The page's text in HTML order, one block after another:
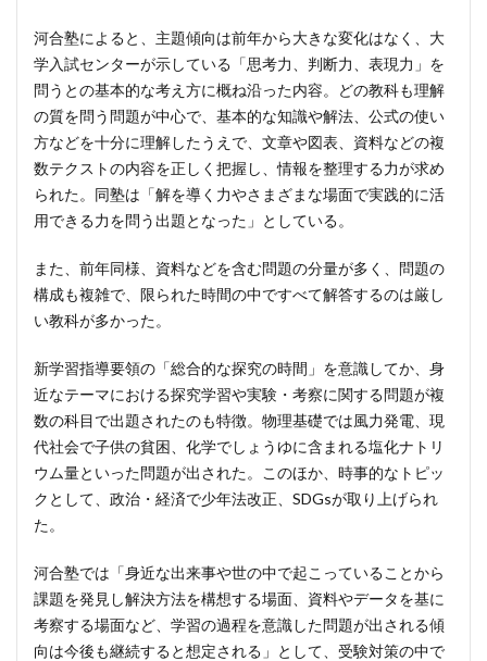
河合塾によると、主題傾向は前年から大きな変化はなく、大
学入試センターが示している「思考力、判断力、表現力」を
問うとの基本的な考え方に概ね沿った内容。どの教科も理解
の質を問う問題が中心で、基本的な知識や解法、公式の使い
方などを十分に理解したうえで、文章や図表、資料などの複
数テクストの内容を正しく把握し、情報を整理する力が求め
られた。同塾は「解を導く力やさまざまな場面で実践的に活
用できる力を問う出題となった」としている。
また、前年同様、資料などを含む問題の分量が多く、問題の
構成も複雑で、限られた時間の中ですべて解答するのは厳し
い教科が多かった。
新学習指導要領の「総合的な探究の時間」を意識してか、身
近なテーマにおける探究学習や実験・考察に関する問題が複
数の科目で出題されたのも特徴。物理基礎では風力発電、現
代社会で子供の貧困、化学でしょうゆに含まれる塩化ナトリ
ウム量といった問題が出された。このほか、時事的なトピッ
クとして、政治・経済で少年法改正、SDGsが取り上げられ
た。
河合塾では「身近な出来事や世の中で起こっていることから
課題を発見し解決方法を構想する場面、資料やデータを基に
考察する場面など、学習の過程を意識した問題が出される傾
向は今後も継続すると想定される」として、受験対策の中で